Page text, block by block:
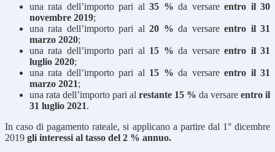
una rata dell’importo pari al35 % da versareentro il 30
novembre 2019;
una rata dell’importo pari al20 % da versareentro il 31
marzo 2020;
una rata dell’importo pari al 15 % da versareentro il 31
luglio 2020;
una rata dell’importo pari al 15 % da versareentro il 31
marzo 2021;
una rata dell’importo pari al restante 15 % da versare entro il
31 luglio 2021.
In caso di pagamento rateale, si applicano a partire dal 1° dicembre
2019 gli interessi al tasso del 2 % annuo.